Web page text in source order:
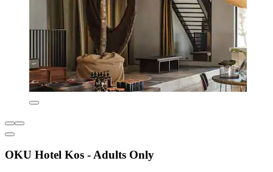
OKU Hotel Kos - Adults Only